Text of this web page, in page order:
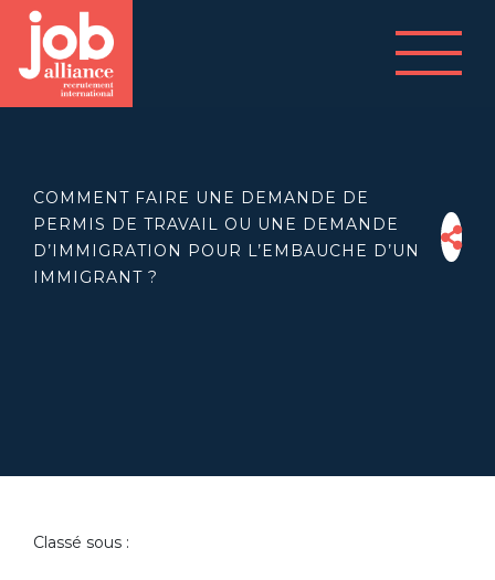
COMMENT FAIRE UNE DEMANDE DE
PERMIS DE TRAVAIL OU UNE DEMANDE
D’IMMIGRATION POUR L’EMBAUCHE D’UN
IMMIGRANT ?
Classé sous :